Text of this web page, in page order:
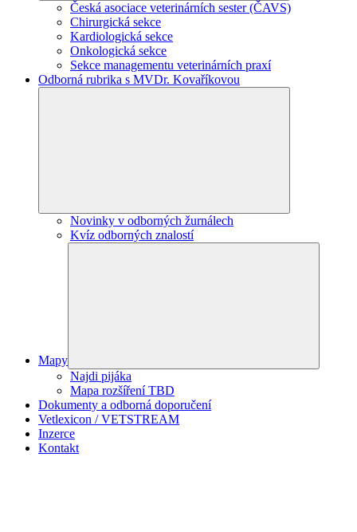
Česká asociace veterinárních sester (ČAVS)
Chirurgická sekce
Kardiologická sekce
Onkologická sekce
Sekce managementu veterinárních praxí
Odborná rubrika s MVDr. Kovaříkovou
Novinky v odborných žurnálech
Kvíz odborných znalostí
Mapy
Najdi pijáka
Mapa rozšíření TBD
Dokumenty a odborná doporučení
Vetlexicon / VETSTREAM
Inzerce
Kontakt